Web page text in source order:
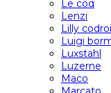
Le coq
Lenzi
Lilly
Luigi
Luxstahl
Luzerne
Maco